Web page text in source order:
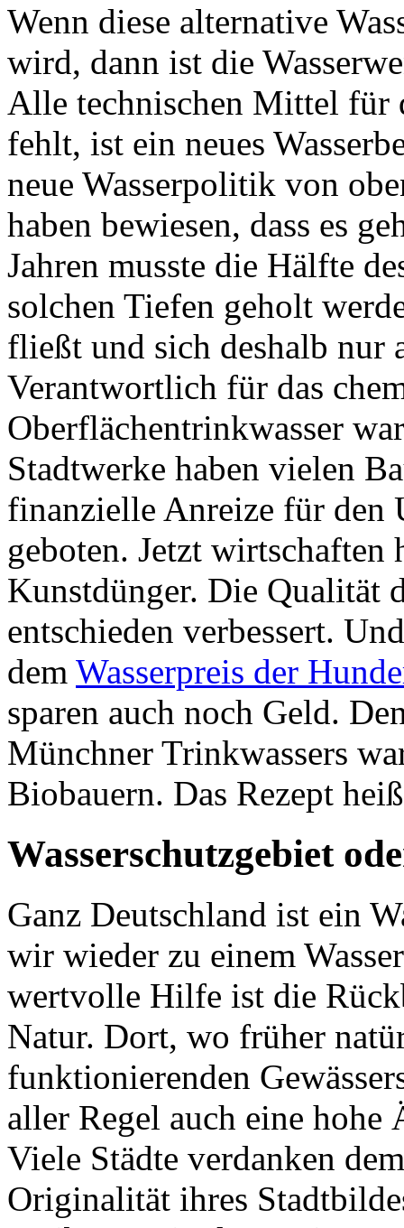
Wenn diese alternative
wird, dann ist die
Alle technischen Mittel für
fehlt, ist ein neues
neue Wasserpolitik von
haben bewiesen, dass es
Jahren musste die Hälfte
solchen Tiefen geholt
fließt und sich deshalb nur
Verantwortlich für das
Oberflächentrinkwasser
Stadtwerke haben vielen
finanzielle Anreize für den
geboten. Jetzt
Kunstdünger. Die Qualität
entschieden verbessert.
dem Wasserpreis der
sparen auch noch Geld.
Münchner Trinkwassers
Biobauern. Das Rezept
Wasserschutzgebiet
Ganz Deutschland ist ein
wir wieder zu einem
wertvolle Hilfe ist die
Natur. Dort, wo früher
funktionierenden
aller Regel auch eine
Viele Städte verdanken
Originalität ihres